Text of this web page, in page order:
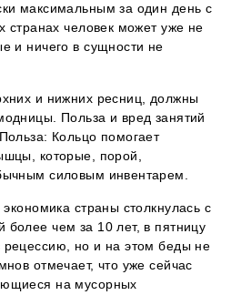
максимальным за один день с
странах человек может уже не
и ничего в сущности не
и нижних ресниц, должны
Польза и вред занятий
Кольцо помогает
которые, порой,
силовым инвентарем.
страны столкнулась с
более чем за 10 лет, в пятницу
но и на этом беды не
отмечает, что уже сейчас
на мусорных